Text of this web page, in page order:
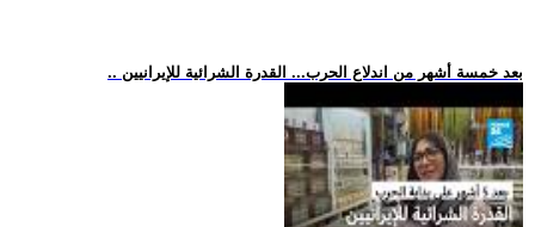
.. بعد خمسة أشهر من اندلاع الحرب... القدرة الشرائية للإيرانيين